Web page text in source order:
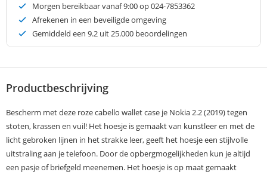
Morgen bereikbaar vanaf 9:00 op 024-7853362
Afrekenen in een beveiligde omgeving
Gemiddeld een 9.2 uit 25.000 beoordelingen
Productbeschrijving
Bescherm met deze roze cabello wallet case je Nokia 2.2 (2019) tegen
stoten, krassen en vuil! Het hoesje is gemaakt van kunstleer en met de
licht gebroken lijnen in het strakke leer, geeft het hoesje een stijlvolle
uitstraling aan je telefoon. Door de opbergmogelijkheden kun je altijd
een pasje of briefgeld meenemen. Het hoesje is op maat gemaakt